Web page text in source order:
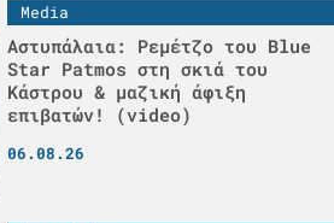
Media
Αστυπάλαια: Ρεμέτζο του Blue
Star Patmos στη σκιά του
Κάστρου & μαζική άφιξη
επιβατών! (video)
06.08.26